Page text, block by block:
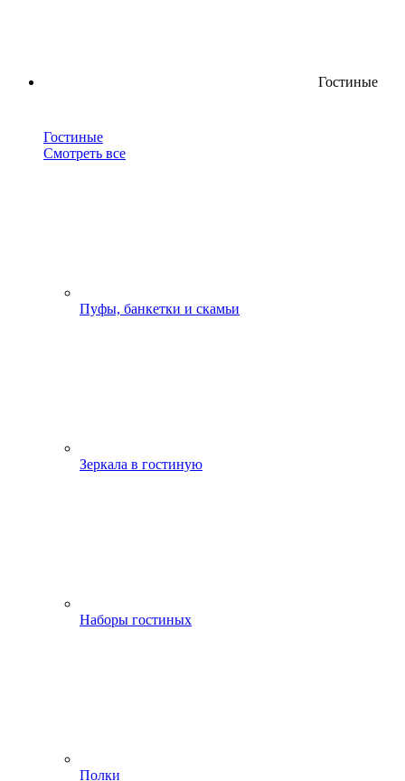
Гостиные
Гостиные
Смотреть все
Пуфы, банкетки и скамьи
Зеркала в гостиную
Наборы гостиных
Полки